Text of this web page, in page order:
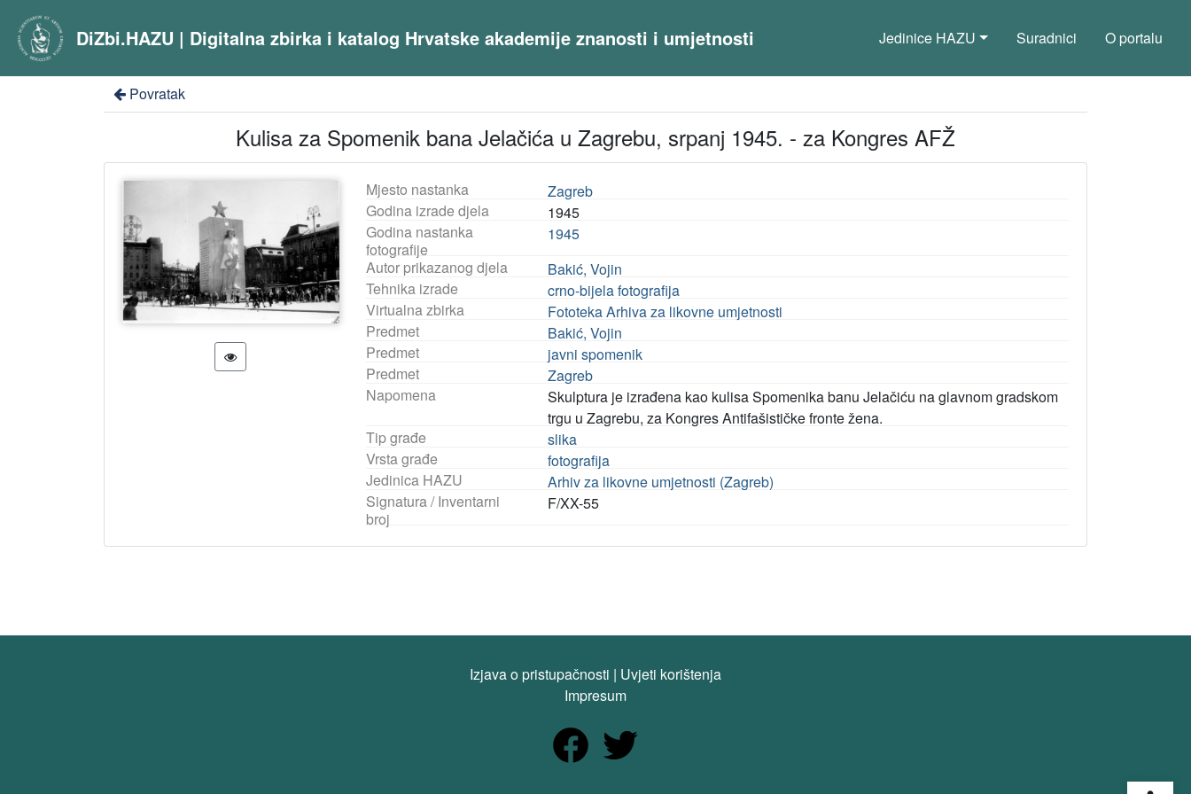
DiZbi.HAZU | Digitalna zbirka i katalog Hrvatske akademije znanosti i umjetnosti Jedinice HAZU Suradnici O portalu
Povratak
Kulisa za Spomenik bana Jelačića u Zagrebu, srpanj 1945. - za Kongres AFŽ
Mjesto nastanka
Zagreb
Godina izrade djela
1945
Godina nastanka
fotografije
1945
Autor prikazanog djela
Bakić, Vojin
Tehnika izrade
crno-bijela fotografija
Virtualna zbirka
Fototeka Arhiva za likovne umjetnosti
Predmet
Bakić, Vojin
Predmet
javni spomenik
Predmet
Zagreb
Napomena
Skulptura je izrađena kao kulisa Spomenika banu Jelačiću na glavnom gradskom
trgu u Zagrebu, za Kongres Antifašističke fronte žena.
Tip građe
slika
Vrsta građe
fotografija
Jedinica HAZU
Arhiv za likovne umjetnosti (Zagreb)
Signatura / Inventarni
broj
F/XX-55
Izjava o pristupačnosti | Uvjeti korištenja
Impresum